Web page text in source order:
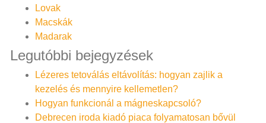
Lovak
Macskák
Madarak
Legutóbbi bejegyzések
Lézeres tetoválás eltávolítás: hogyan zajlik a
kezelés és mennyire kellemetlen?
Hogyan funkcionál a mágneskapcsoló?
Debrecen iroda kiadó piaca folyamatosan bővül